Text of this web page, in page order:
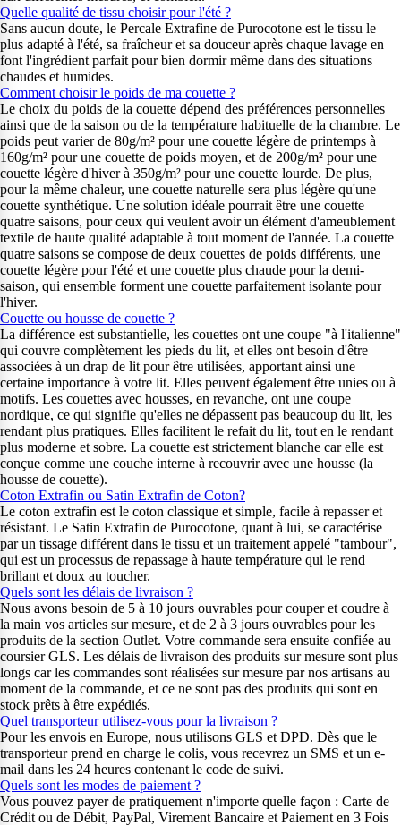
Quelle qualité de tissu choisir pour l'été ?
Sans aucun doute, le Percale Extrafine de Purocotone est le tissu le
plus adapté à l'été, sa fraîcheur et sa douceur après chaque lavage en
font l'ingrédient parfait pour bien dormir même dans des situations
chaudes et humides.
Comment choisir le poids de ma couette ?
Le choix du poids de la couette dépend des préférences personnelles
ainsi que de la saison ou de la température habituelle de la chambre. Le
poids peut varier de 80g/m² pour une couette légère de printemps à
160g/m² pour une couette de poids moyen, et de 200g/m² pour une
couette légère d'hiver à 350g/m² pour une couette lourde. De plus,
pour la même chaleur, une couette naturelle sera plus légère qu'une
couette synthétique. Une solution idéale pourrait être une couette
quatre saisons, pour ceux qui veulent avoir un élément d'ameublement
textile de haute qualité adaptable à tout moment de l'année. La couette
quatre saisons se compose de deux couettes de poids différents, une
couette légère pour l'été et une couette plus chaude pour la demi-
saison, qui ensemble forment une couette parfaitement isolante pour
l'hiver.
Couette ou housse de couette ?
La différence est substantielle, les couettes ont une coupe "à l'italienne"
qui couvre complètement les pieds du lit, et elles ont besoin d'être
associées à un drap de lit pour être utilisées, apportant ainsi une
certaine importance à votre lit. Elles peuvent également être unies ou à
motifs. Les couettes avec housses, en revanche, ont une coupe
nordique, ce qui signifie qu'elles ne dépassent pas beaucoup du lit, les
rendant plus pratiques. Elles facilitent le refait du lit, tout en le rendant
plus moderne et sobre. La couette est strictement blanche car elle est
conçue comme une couche interne à recouvrir avec une housse (la
housse de couette).
Coton Extrafin ou Satin Extrafin de Coton?
Le coton extrafin est le coton classique et simple, facile à repasser et
résistant. Le Satin Extrafin de Purocotone, quant à lui, se caractérise
par un tissage différent dans le tissu et un traitement appelé "tambour",
qui est un processus de repassage à haute température qui le rend
brillant et doux au toucher.
Quels sont les délais de livraison ?
Nous avons besoin de 5 à 10 jours ouvrables pour couper et coudre à
la main vos articles sur mesure, et de 2 à 3 jours ouvrables pour les
produits de la section Outlet. Votre commande sera ensuite confiée au
coursier GLS. Les délais de livraison des produits sur mesure sont plus
longs car les commandes sont réalisées sur mesure par nos artisans au
moment de la commande, et ce ne sont pas des produits qui sont en
stock prêts à être expédiés.
Quel transporteur utilisez-vous pour la livraison ?
Pour les envois en Europe, nous utilisons GLS et DPD. Dès que le
transporteur prend en charge le colis, vous recevrez un SMS et un e-
mail dans les 24 heures contenant le code de suivi.
Quels sont les modes de paiement ?
Vous pouvez payer de pratiquement n'importe quelle façon : Carte de
Crédit ou de Débit, PayPal, Virement Bancaire et Paiement en 3 Fois